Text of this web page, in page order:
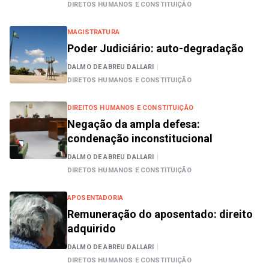
DIRETOS HUMANOS E CONSTITUIÇÃO
MAGISTRATURA
Poder Judiciário: auto-degradação
DALMO DE ABREU DALLARI |
DIRETOS HUMANOS E CONSTITUIÇÃO
DIREITOS HUMANOS E CONSTITUIÇÃO
Negação da ampla defesa:
condenação inconstitucional
DALMO DE ABREU DALLARI |
DIRETOS HUMANOS E CONSTITUIÇÃO
APOSENTADORIA
Remuneração do aposentado: direito
adquirido
DALMO DE ABREU DALLARI |
DIRETOS HUMANOS E CONSTITUIÇÃO